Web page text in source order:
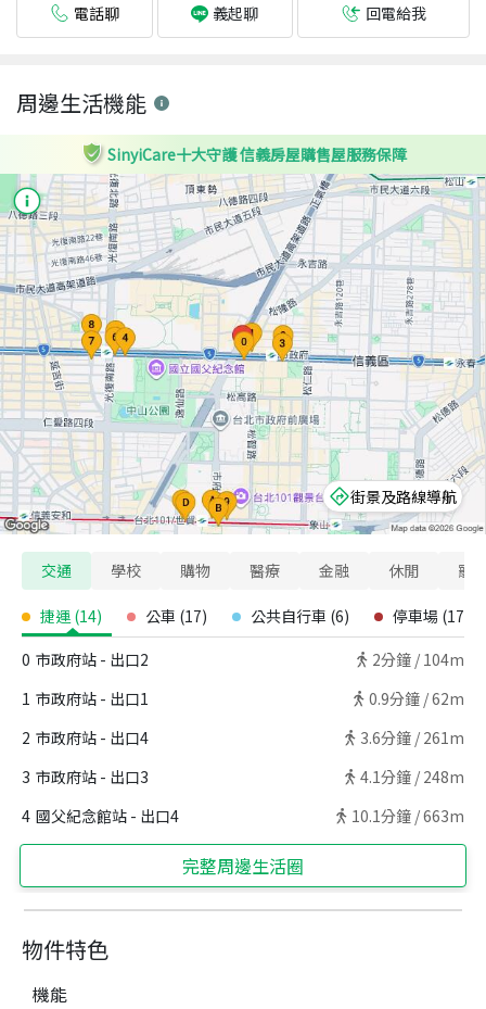
電話聊 義起聊 回電給我
物件特色
機能
周邊生活機能
SinyiCare十大守護 信義房屋購售屋服務保障
街景及路線導航
交通 學校 購物 醫療 金融 休閒 寵
捷運 (14) 公車 (17) 公共自行車 (6) 停車場 (17
0 市政府站 - 出口2 2分鐘 / 104m
1 市政府站 - 出口1 0.9分鐘 /62m
2 市政府站 - 出口4 3.6分鐘 / 261m
3 市政府站 - 出口3 4.1分鐘 / 248m
4 國父紀念館站 - 出口4 10.1分鐘 /663m
完整周邊生活圈